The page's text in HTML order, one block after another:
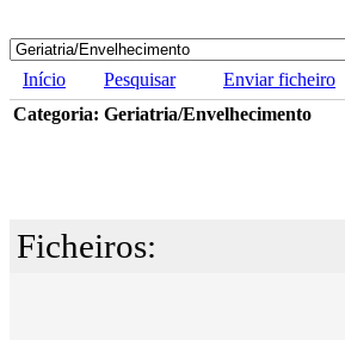
Início Pesquisar Enviar ficheiro
Categoria: Geriatria/Envelhecimento
Ficheiros: